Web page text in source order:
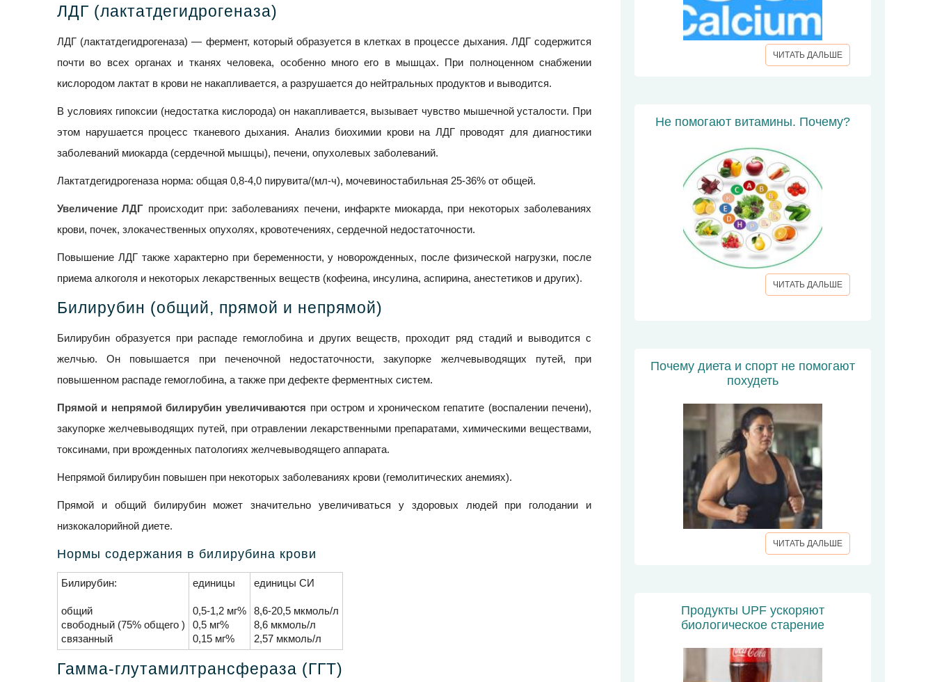
ЛДГ (лактатдегидрогеназа)
ЛДГ (лактатдегидрогеназа) — фермент, который образуется в клетках в процессе дыхания. ЛДГ содержится
почти во всех органах и тканях человека, особенно много его в мышцах. При полноценном снабжении
кислородом лактат в крови не накапливается, а разрушается до нейтральных продуктов и выводится.
В условиях гипоксии (недостатка кислорода) он накапливается, вызывает чувство мышечной усталости. При
этом нарушается процесс тканевого дыхания. Анализ биохимии крови на ЛДГ проводят для диагностики
заболеваний миокарда (сердечной мышцы), печени, опухолевых заболеваний.
Лактатдегидрогеназа норма: общая 0,8-4,0 пирувита/(мл-ч), мочевиностабильная 25-36% от общей.
Увеличение ЛДГ происходит при: заболеваниях печени, инфаркте миокарда, при некоторых заболеваниях
крови, почек, злокачественных опухолях, кровотечениях, сердечной недостаточности.
Повышение ЛДГ также характерно при беременности, у новорожденных, после физической нагрузки, после
приема алкоголя и некоторых лекарственных веществ (кофеина, инсулина, аспирина, анестетиков и других).
Билирубин (общий, прямой и непрямой)
Билирубин образуется при распаде гемоглобина и других веществ, проходит ряд стадий и выводится с
желчью. Он повышается при печеночной недостаточности, закупорке желчевыводящих путей, при
повышенном распаде гемоглобина, а также при дефекте ферментных систем.
Прямой и непрямой билирубин увеличиваются при остром и хроническом гепатите (воспалении печени),
закупорке желчевыводящих путей, при отравлении лекарственными препаратами, химическими веществами,
токсинами, при врожденных патологиях желчевыводящего аппарата.
Непрямой билирубин повышен при некоторых заболеваниях крови (гемолитических анемиях).
Прямой и общий билирубин может значительно увеличиваться у здоровых людей при голодании и
низкокалорийной диете.
Нормы содержания в билирубина крови
Билирубин:
общий
свободный (75% общего )
связанный
единицы
0,5-1,2 мг%
0,5 мг%
0,15 мг%
единицы СИ
8,6-20,5 мкмоль/л
8,6 мкмоль/л
2,57 мкмоль/л
Гамма-глутамилтрансфераза (ГГТ)
ЧИТАТЬ ДАЛЬШЕ
Не помогают витамины. Почему?
ЧИТАТЬ ДАЛЬШЕ
Почему диета и спорт не помогают
похудеть
ЧИТАТЬ ДАЛЬШЕ
Продукты UPF ускоряют
биологическое старение